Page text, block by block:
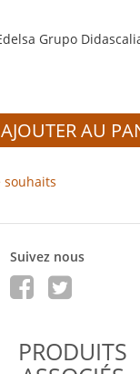
Grupo
AJOUTER AU
souhaits
Suivez nous
PRODUITS